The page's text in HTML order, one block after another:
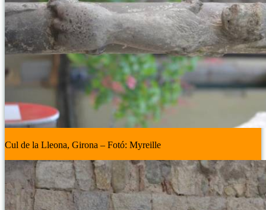
Cul de la Lleona, Girona – Fotó: Myreille